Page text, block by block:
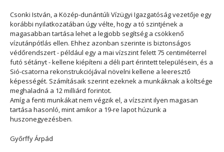
Csonki István, a Közép-dunántúli Vízügyi Igazgatóság vezetője egy
korábbi nyilatkozatában úgy vélte, hogy a tó szintjének a
magasabban tartása lehet a legjobb segítség a csökkenő
vízutánpótlás ellen. Ehhez azonban szerinte is biztonságos
védőrendszert - például egy a mai vízszint felett 75 centiméterrel
futó sétányt - kellene kiépíteni a déli part érintett településein, és a
Sió-csatorna rekonstrukciójával növelni kellene a leeresztő
képességét. Számításaik szerint ezeknek a munkáknak a költsége
meghaladná a 12 milliárd forintot.
Amíg a fenti munkákat nem végzik el, a vízszint ilyen magasan
tartása hasonló, mint amikor a 19-re lapot húzunk a
huszonegyezésben.
Győrffy Árpád